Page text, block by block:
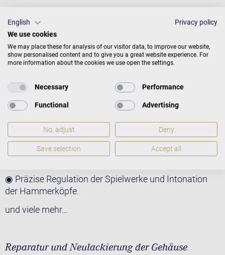
Stegdoppels
◉ Neue Saiten und neue Stimmnägel gewährleisten
hohe Klangqualität und dauerhafte Stimmhaltung
Überholung der Spielwerke
◉ Klaviatur: Sämtliche Reparaturen inklusive neuer
Tastenbeläge und Neugarnierung der Klaviatur
◉ Präzise Regulation der Spielwerke und Intonation
der Hammerköpfe.
und viele mehr…
Reparatur und Neulackierung der Gehäuse
English
Privacy policy
We use cookies
We may place these for analysis of our visitor data, to improve our website,
show personalised content and to give you a great website experience. For
more information about the cookies we use open the settings.
Necessary Performance
Functional Advertising
No, adjust Deny
Save selection Accept all